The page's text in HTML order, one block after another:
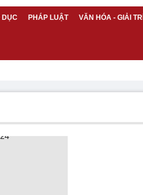
DỤC PHÁP LUẬT VĂN HÓA - GIẢI TRÍ